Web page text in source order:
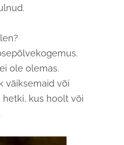
ole olemas.
väiksemaid või
hetki, kus hoolt või